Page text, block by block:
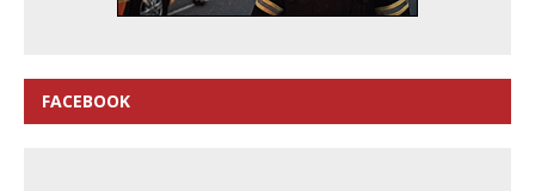
FACEBOOK